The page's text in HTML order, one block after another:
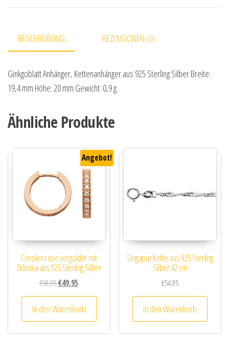
BESCHREIBUNG REZENSIONEN (0)
Ginkgoblatt Anhänger, Kettenanhänger aus 925 Sterling Silber Breite:
19,4 mm Höhe: 20 mm Gewicht: 0,9 g
Ähnliche Produkte
Angebot!
Creolen rose vergoldet mit
Zirkonia aus 925 Sterling Silber
€98,95Ursprünglicher Preis war: €98,95
€49,95
In den Warenkorb
Singapur Kette aus 925 Sterling
Silber 42 cm
€54,95
In den Warenkorb